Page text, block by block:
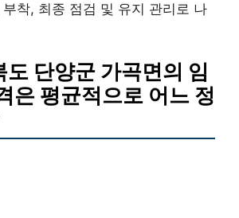
착, 최종 점검 및 유지 관리로 나
단양군 가곡면의 임
은 평균적으로 어느 정